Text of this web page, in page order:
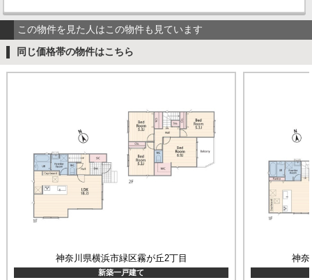
この物件を見た人はこの物件も見ています
同じ価格帯の物件はこちら
神奈川県横浜市緑区霧が丘2丁目
新築一戸建て
神奈